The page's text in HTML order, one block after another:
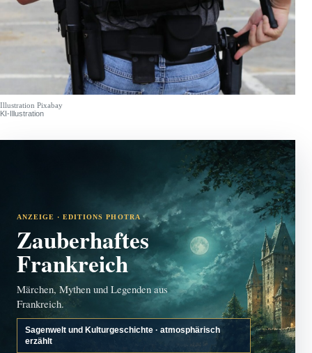
Illustration Pixabay
KI-Illustration
ANZEIGE · EDITIONS PHOTRA
Zauberhaftes
Frankreich
Märchen, Mythen und Legenden aus
Frankreich.
Sagenwelt und Kulturgeschichte · atmosphärisch
erzählt